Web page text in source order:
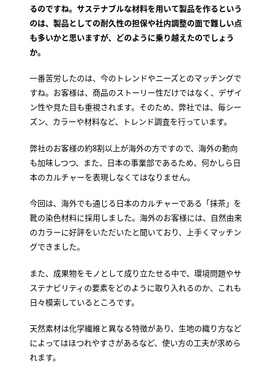
るのですね。サステナブルな材料を用いて製品を作るという
のは、製品としての耐久性の担保や社内調整の面で難しい点
も多いかと思いますが、どのように乗り越えたのでしょう
か。
一番苦労したのは、今のトレンドやニーズとのマッチングで
すね。お客様は、商品のストーリー性だけではなく、デザイ
ン性や見た目も重視されます。そのため、弊社では、毎シー
ズン、カラーや材料など、トレンド調査を行っています。
弊社のお客様の約8割以上が海外の方ですので、海外の動向
も加味しつつ、また、日本の事業部であるため、何かしら日
本のカルチャーを表現しなくてはなりません。
今回は、海外でも通じる日本のカルチャーである「抹茶」を
靴の染色材料に採用しました。海外のお客様には、自然由来
のカラーに好評をいただいたと聞いており、上手くマッチン
グできました。
また、成果物をモノとして成り立たせる中で、環境問題やサ
ステナビリティの要素をどのように取り入れるのか、これも
日々模索しているところです。
天然素材は化学繊維と異なる特徴があり、生地の織り方など
によってはほつれやすさがあるなど、使い方の工夫が求めら
れます。